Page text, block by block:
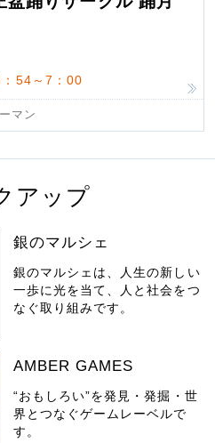
54～7：00
マン
アップ
銀のマルシェ
銀のマルシェは、人生の新しい
一歩に光を当て、人と社会をつ
なぐ取り組みです。
AMBER GAMES
“おもしろい”を発見・発掘・世
界とつなぐゲームレーベルで
す。